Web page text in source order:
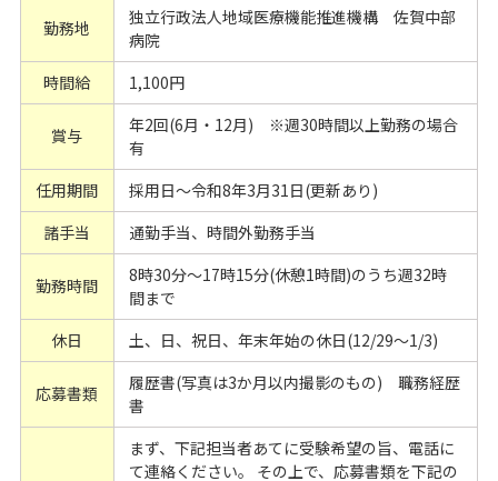
勤務地
独立行政法人地域医療機能推進機構 佐賀中部
病院
時間給
1,100円
賞与
年2回(6月・12月) ※週30時間以上勤務の場合
有
任用期間
採用日～令和8年3月31日(更新あり)
諸手当
通勤手当、時間外勤務手当
勤務時間
8時30分～17時15分(休憩1時間)のうち週32時
間まで
休日
土、日、祝日、年末年始の休日(12/29～1/3)
応募書類
履歴書(写真は3か月以内撮影のもの) 職務経歴
書
まず、下記担当者あてに受験希望の旨、電話に
て連絡ください。 その上で、応募書類を下記の